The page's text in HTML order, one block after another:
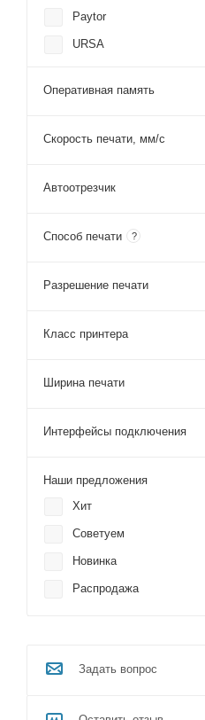
Paytor
URSA
Оперативная память
Скорость печати, мм/с
Автоотрезчик
Способ печати ?
Разрешение печати
Класс принтера
Ширина печати
Интерфейсы подключения
Наши предложения
Хит
Советуем
Новинка
Распродажа
Задать вопрос